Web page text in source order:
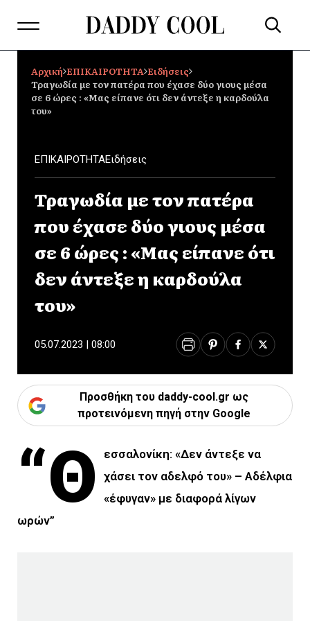
Αρχική ΕΠΙΚΑΙΡΟΤΗΤΑ Ειδήσεις
Τραγωδία με τον πατέρα που έχασε δύο γιους μέσα
σε 6 ώρες : «Μας είπανε ότι δεν άντεξε η καρδούλα
του»
ΕΠΙΚΑΙΡΟΤΗΤΑΕιδήσεις
Τραγωδία με τον πατέρα
που έχασε δύο γιους μέσα
σε 6 ώρες : «Μας είπανε ότι
δεν άντεξε η καρδούλα
του»
05.07.2023 | 08:00
Προσθήκη του daddy-cool.gr ως
προτεινόμενη πηγή στην Google
“Θ
εσσαλονίκη: «Δεν άντεξε να
χάσει τον αδελφό του» – Αδέλφια
«έφυγαν» με διαφορά λίγων
ωρών”